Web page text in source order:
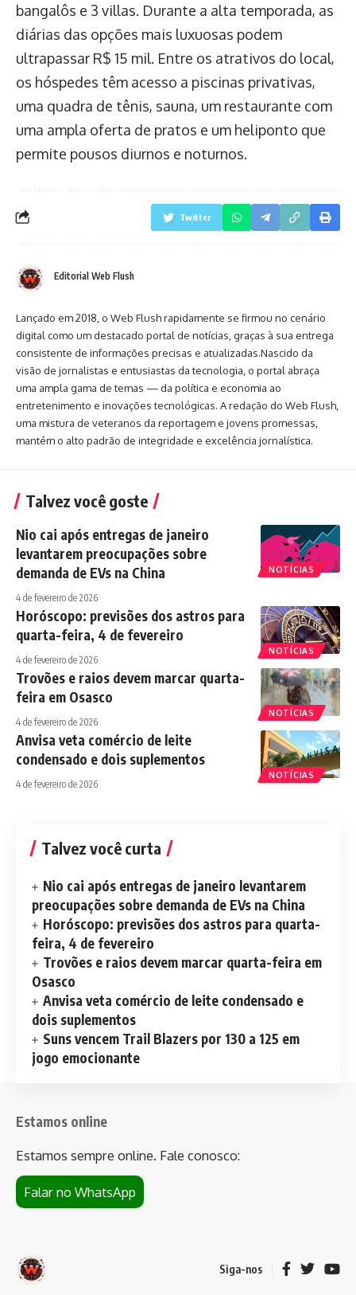
bangalôs e 3 villas. Durante a alta temporada, as
diárias das opções mais luxuosas podem
ultrapassar R$ 15 mil. Entre os atrativos do local,
os hóspedes têm acesso a piscinas privativas,
uma quadra de tênis, sauna, um restaurante com
uma ampla oferta de pratos e um heliponto que
permite pousos diurnos e noturnos.
Twitter
Editorial Web Flush
Lançado em 2018, o Web Flush rapidamente se firmou no cenário
digital como um destacado portal de notícias, graças à sua entrega
consistente de informações precisas e atualizadas.Nascido da
visão de jornalistas e entusiastas da tecnologia, o portal abraça
uma ampla gama de temas — da política e economia ao
entretenimento e inovações tecnológicas. A redação do Web Flush,
uma mistura de veteranos da reportagem e jovens promessas,
mantém o alto padrão de integridade e excelência jornalística.
Talvez você goste
NOTÍCIAS
Nio cai após entregas de janeiro
levantarem preocupações sobre
demanda de EVs na China
4 de fevereiro de 2026
NOTÍCIAS
Horóscopo: previsões dos astros para
quarta-feira, 4 de fevereiro
4 de fevereiro de 2026
NOTÍCIAS
Trovões e raios devem marcar quarta-
feira em Osasco
4 de fevereiro de 2026
NOTÍCIAS
Anvisa veta comércio de leite
condensado e dois suplementos
4 de fevereiro de 2026
Talvez você curta
Nio cai após entregas de janeiro levantarem
preocupações sobre demanda de EVs na China
Horóscopo: previsões dos astros para quarta-
feira, 4 de fevereiro
Trovões e raios devem marcar quarta-feira em
Osasco
Anvisa veta comércio de leite condensado e
dois suplementos
Suns vencem Trail Blazers por 130 a 125 em
jogo emocionante
Estamos online
Estamos sempre online. Fale conosco:
Falar no WhatsApp
Siga-nos